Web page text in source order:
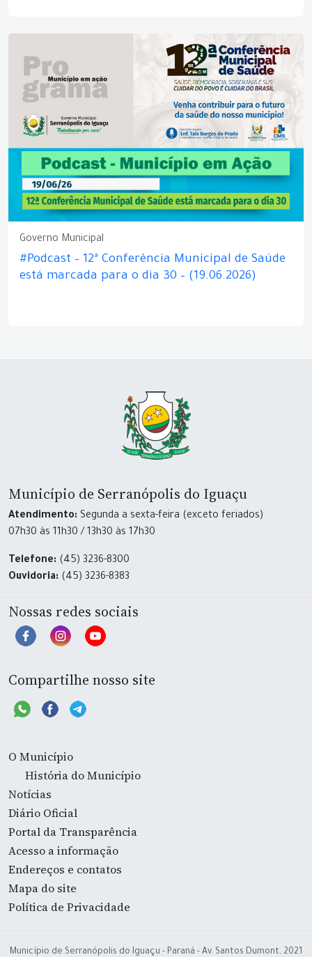
Governo Municipal
#Podcast – 12ª Conferência Municipal de Saúde
está marcada para o dia 30 – (19.06.2026)
Município de Serranópolis do Iguaçu
Atendimento: Segunda a sexta-feira (exceto feriados)
07h30 às 11h30 / 13h30 às 17h30
Telefone: (45) 3236-8300
Ouvidoria: (45) 3236-8383
Nossas redes sociais
Compartilhe nosso site
O Município
História do Município
Notícias
Diário Oficial
Portal da Transparência
Acesso a informação
Endereços e contatos
Mapa do site
Política de Privacidade
Município de Serranópolis do Iguaçu - Paraná - Av. Santos Dumont, 2021